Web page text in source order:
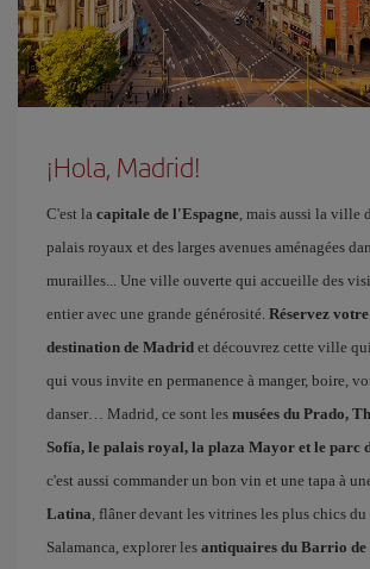
¡Hola, Madrid!
C'est la capitale de l'Espagne, mais aussi la ville
palais royaux et des larges avenues aménagées
murailles... Une ville ouverte qui accueille des
entier avec une grande générosité. Réservez
destination de Madrid et découvrez cette ville
qui vous invite en permanence à manger, boire,
danser… Madrid, ce sont les musées du Prado,
Sofía, le palais royal, la plaza Mayor et le parc
c'est aussi commander un bon vin et une tapa à
Latina, flâner devant les vitrines les plus chics du
Salamanca, explorer les antiquaires du Barrio de